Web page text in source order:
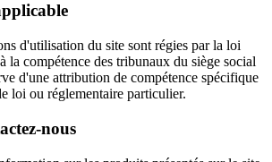
d'utilisation du site sont régies par la loi
la compétence des tribunaux du siège social
d'une attribution de compétence spécifique
loi ou réglementaire particulier.
nous